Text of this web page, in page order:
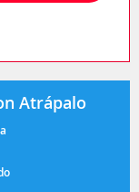
Atrápalo